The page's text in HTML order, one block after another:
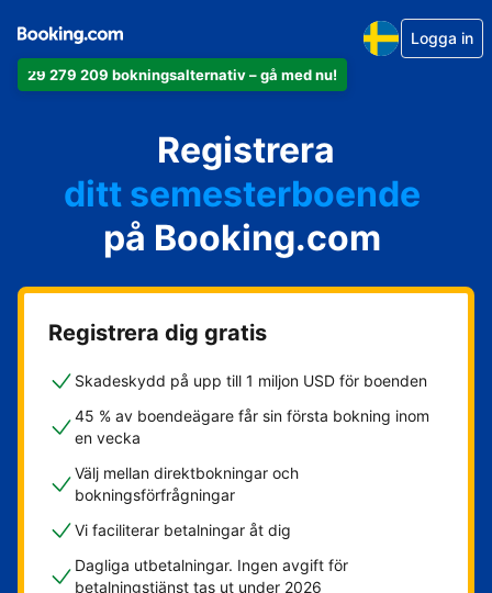
29 279 209 bokningsalternativ – gå med nu!
Logga in
Registrera
din lägenhet
ditt hotell
ditt semesterboende
din camping
ditt B&B
på Booking.com
Registrera dig gratis
Skadeskydd på upp till 1 miljon USD för boenden
45 % av boendeägare får sin första bokning inom
en vecka
Välj mellan direktbokningar och
bokningsförfrågningar
Vi faciliterar betalningar åt dig
Dagliga utbetalningar. Ingen avgift för
betalningstjänst tas ut under 2026